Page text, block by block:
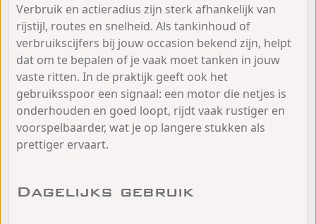
Verbruik en actieradius zijn sterk afhankelijk van
rijstijl, routes en snelheid. Als tankinhoud of
verbruikscijfers bij jouw occasion bekend zijn, helpt
dat om te bepalen of je vaak moet tanken in jouw
vaste ritten. In de praktijk geeft ook het
gebruiksspoor een signaal: een motor die netjes is
onderhouden en goed loopt, rijdt vaak rustiger en
voorspelbaarder, wat je op langere stukken als
prettiger ervaart.
Dagelijks gebruik